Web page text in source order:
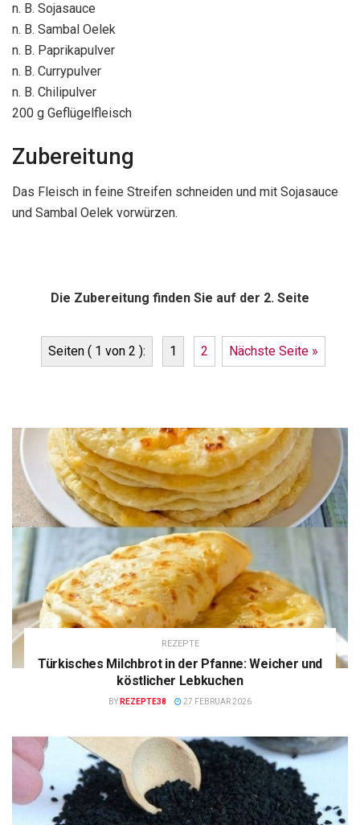
n. B. Sojasauce
n. B. Sambal Oelek
n. B. Paprikapulver
n. B. Currypulver
n. B. Chilipulver
200 g Geflügelfleisch
Zubereitung
Das Fleisch in feine Streifen schneiden und mit Sojasauce
und Sambal Oelek vorwürzen.
Die Zubereitung finden Sie auf der 2. Seite
Seiten ( 1 von 2 ): 1 2 Nächste Seite »
REZEPTE
Türkisches Milchbrot in der Pfanne: Weicher und
köstlicher Lebkuchen
BY REZEPTE38 27 FEBRUAR 2026